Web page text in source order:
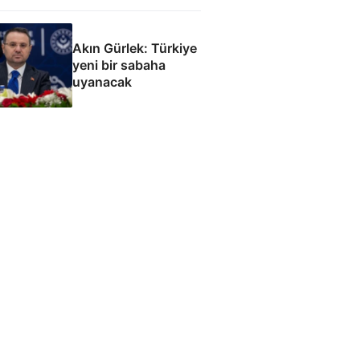
gündemine getirdi
Akın Gürlek: Türkiye
yeni bir sabaha
uyanacak